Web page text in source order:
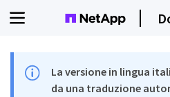
La versione in lingua
da una traduzione